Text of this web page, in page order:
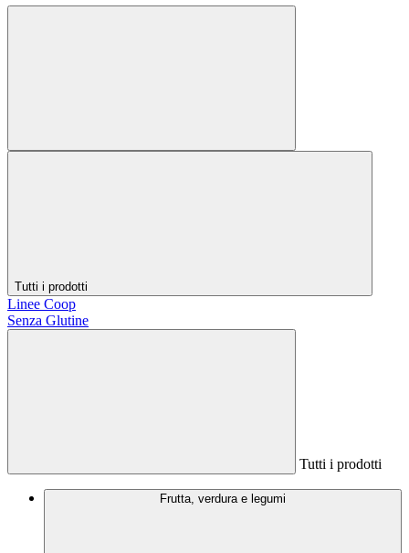
Tutti i prodotti
Linee Coop
Senza Glutine
Tutti i prodotti
Frutta, verdura e legumi